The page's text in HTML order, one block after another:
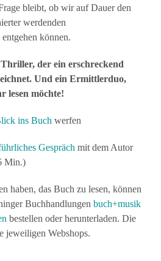
bleibt, ob wir auf Dauer den
werdenden
können.
der ein erschreckend
Und ein Ermittlerduo,
lesen möchte!
ins Buch werfen
Gespräch mit dem Autor
Min.)
haben, das Buch zu lesen, können
Buchhandlungen buch+musik
bestellen oder herunterladen. Die
jeweiligen Webshops.